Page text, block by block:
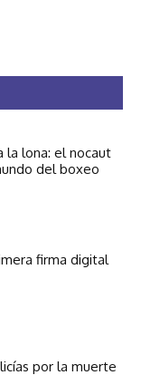
la lona: el nocaut
del boxeo
firma digital
por la muerte